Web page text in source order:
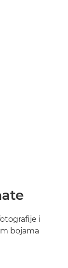
i
bojama